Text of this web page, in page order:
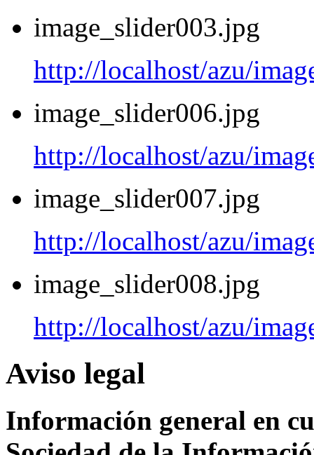
image_slider003.jpg
http://localhost/azu/
image_slider006.jpg
http://localhost/azu/
image_slider007.jpg
http://localhost/azu/
image_slider008.jpg
http://localhost/azu/
Aviso legal
Información general en